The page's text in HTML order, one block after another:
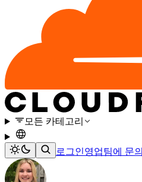
모든 카테고리
로그인영업팀에 문의